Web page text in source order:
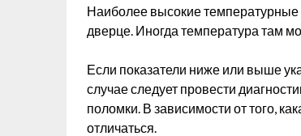
Наиболее высокие температурные
дверце. Иногда температура там
Если показатели ниже или выше
случае следует провести
поломки. В зависимости от того,
отличаться.